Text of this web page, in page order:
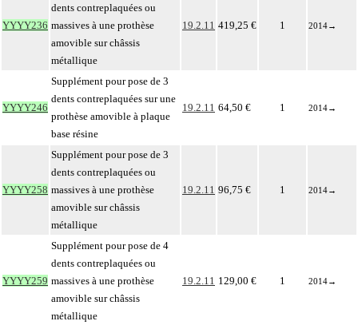
YYYY236
dents contreplaquées ou
massives à une prothèse
amovible sur châssis
métallique
19.2.11 419,25 € 1 2014→
YYYY246
Supplément pour pose de 3
dents contreplaquées sur une
prothèse amovible à plaque
base résine
19.2.11 64,50 € 1 2014→
YYYY258
Supplément pour pose de 3
dents contreplaquées ou
massives à une prothèse
amovible sur châssis
métallique
19.2.11 96,75 € 1 2014→
YYYY259
Supplément pour pose de 4
dents contreplaquées ou
massives à une prothèse
amovible sur châssis
métallique
19.2.11 129,00 € 1 2014→